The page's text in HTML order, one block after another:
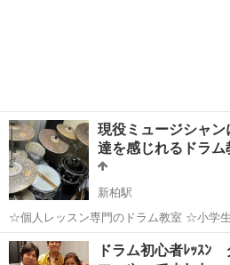
現役ミュージシャ
達を感じれるドラ
新柏駅
☆個人レッスン専門のドラム教室 ☆小学生
る ☆基本のキから始めて、好きな曲を演奏できる
いてみませんか？ 「ドラム叩いてみたい
千葉 柏市 新柏駅 ドラム
ドラム初心者ﾚｯｽﾝ